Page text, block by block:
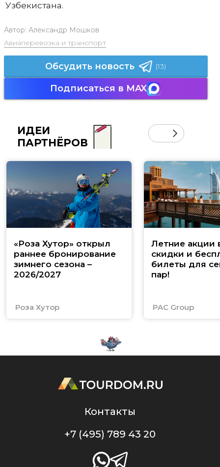
Узбекистана.
Автор: Александр Мошков
Авиаперевозка и транспорт
Обсудить новость (13)
Подписаться в MAX
ИДЕИ
ПАРТНЁРОВ
«Роза Хутор» открыл
раннее бронирование
зимнего сезона –
2026/2027
Роза Хутор
Летние акции
скидки и
билеты для
пар!
PAC Group
Контакты
+7 (495) 789 43 20